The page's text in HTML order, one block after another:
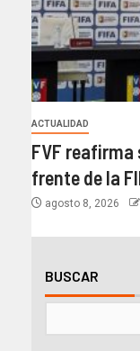
ACTUALIDAD
FVF
frente de la
agosto 8, 2026
BUSCAR